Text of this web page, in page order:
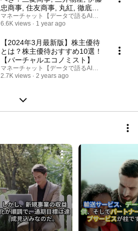
忠商事, 住友商事, 丸紅, 徹底比
較！【ゆっくり解説】【就職活
動】
マネーチャット【データで語るAI投資ラボ】
6.6K views
1 year ago
【2024年3月最新版】株主優待
とは？株主優待おすすめ10選！
【バーチャルエコノミスト】
マネーチャット【データで語るAI投資ラボ】
2.7K views
2 years ago